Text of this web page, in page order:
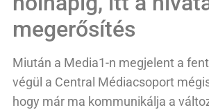
megerősítés
Miután a Media1-n megjelent a
végül a Central Médiacsoport
hogy már ma kommunikálja a